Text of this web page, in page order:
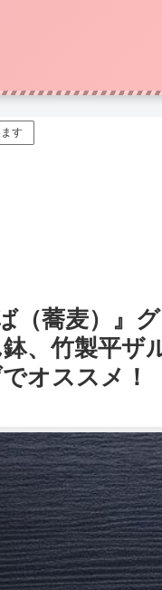
す
（蕎麦）』
、竹製平ザ
オススメ！